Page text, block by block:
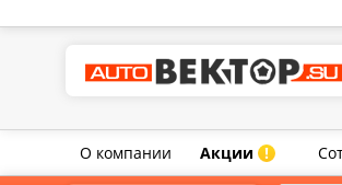
О компании Акции !